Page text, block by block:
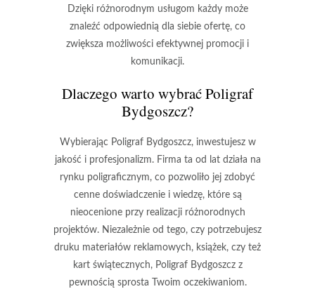
Dzięki różnorodnym usługom każdy może
znaleźć odpowiednią dla siebie ofertę, co
zwiększa możliwości efektywnej promocji i
komunikacji.
Dlaczego warto wybrać Poligraf
Bydgoszcz?
Wybierając Poligraf Bydgoszcz, inwestujesz w
jakość i profesjonalizm. Firma ta od lat działa na
rynku poligraficznym, co pozwoliło jej zdobyć
cenne doświadczenie i wiedzę, które są
nieocenione przy realizacji różnorodnych
projektów. Niezależnie od tego, czy potrzebujesz
druku materiałów reklamowych, książek, czy też
kart świątecznych, Poligraf Bydgoszcz z
pewnością sprosta Twoim oczekiwaniom.